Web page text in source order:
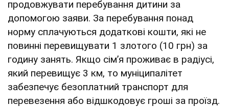
продовжувати перебування дитини за
допомогою заяви. За перебування понад
норму сплачуються додаткові кошти, які не
повинні перевищувати 1 злотого (10 грн) за
годину занять. Якщо сімʼя проживає в радіусі,
який перевищує 3 км, то муніципалітет
забезпечує безоплатний транспорт для
перевезення або відшкодовує гроші за проїзд.